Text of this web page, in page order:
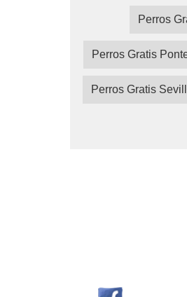
Perros
Perros Gratis
Perros Gratis